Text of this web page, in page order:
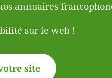
annuaires
sur le web !
site